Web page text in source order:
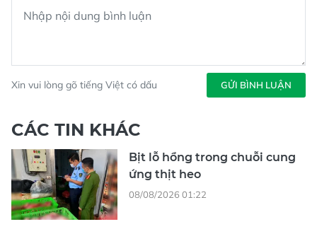
Xin vui lòng gõ tiếng Việt có dấu GỬI BÌNH LUẬN
CÁC TIN KHÁC
Bịt lỗ hổng trong chuỗi cung
ứng thịt heo
08/08/2026 01:22